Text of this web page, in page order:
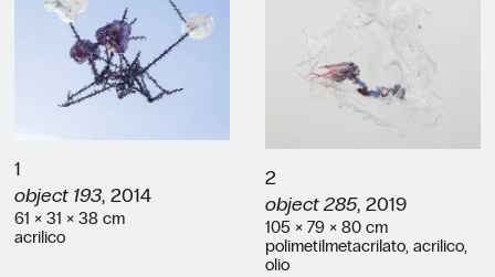
1
object 193, 2014
61 × 31 × 38 cm
acrilico
2
object 285, 2019
105 × 79 × 80 cm
polimetilmetacrilato, acrilico,
olio